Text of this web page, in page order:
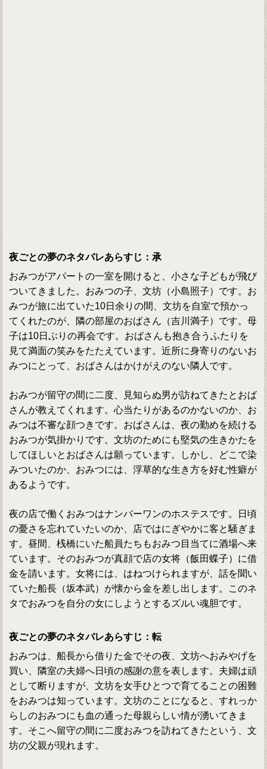
夜ごとの夢のネタバレあらすじ：承
おみつがアパートの一室を開けると、小さな子どもが飛び
ついてきました。おみつの子、文坊（小島照子）です。お
みつが旅に出ていた10日余りの間、文坊を自室で預かっ
てくれたのが、隣の部屋のおばさん（吉川満子）です。母
子は10日ぶりの再会です。おばさんも抱き合うふたりを
見て満面の笑みをたたえています。近所に身寄りのないお
みつにとって、おばさんはかけがえのない隣人です。
おみつが留守の間に二度、見知らぬ男が訪ねてきたとおば
さんが教えてくれます。心当たりがあるのかないのか、お
みつは不審な顔つきです。おばさんは、夜の勤めを続ける
おみつが気掛かりです。文坊のためにも堅気の生きかたを
してほしいとおばさんは願っています。しかし、どこで染
みついたのか、おみつには、浮草的な生き方を好む性癖が
あるようです。
夜の店で働くおみつはナンバーワンのホステスです。日頃
の憂さを忘れていたいのか、店ではにぎやかに客と騒ぎま
す。昼間、桟橋にいた船員たちもおみつ目当てに酒場へ来
ています。そのおみつが真顔で店の女将（飯田蝶子）に借
金を請います。女将には、はねつけられますが、話を聞い
ていた船長（坂本武）が懐から金を差し出します。このネ
タでおみつを自分の女にしようとするズルい魂胆です。
夜ごとの夢のネタバレあらすじ：転
おみつは、船長から借りた金でその夜、文坊へおみやげを
買い、隣室の夫婦へ日頃の感謝の意を表します。夫婦は頑
として断りますが、文坊を女手ひとつで育てることの困難
をおみつは知っています。文坊のことになると、すれっか
らしのおみつにも血の通った母親らしい情が湧いてきま
す。そこへ留守の間に二度おみつを訪ねてきたという、文
坊の父親が現れます。